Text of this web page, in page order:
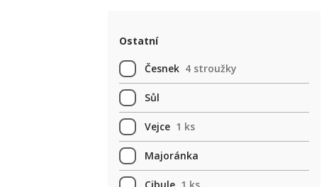
Ostatní
Česnek 4 stroužky
Sůl
Vejce 1 ks
Majoránka